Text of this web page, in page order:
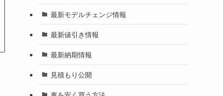
最新モデルチェンジ情報
最新値引き情報
最新納期情報
見積もり公開